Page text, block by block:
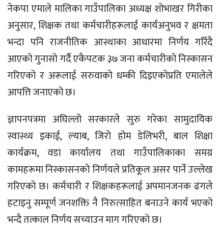
नेकपा एमाले मालिका गाउँपालिका अध्यक्ष शोभाखर गिरीका
अनुसार, शिक्षक तथा कर्मचारीहरूलाई कार्यअनुभव र क्षमता
भन्दा पनि राजनीतिक आस्थाका आधारमा निर्णय गरिँदै
आएको गुनासो गर्दै एकैपटक ३७ जना कर्मचारीको निस्कासन
गरिएको र अरूलाई सरुवाको धम्की दिइएकोप्रति एमालेले
आपत्ति जनाएको छ।
ज्ञापनपत्रमा अघिल्लो सरकारले सुरु गरेका सामुदायिक
स्वास्थ्य इकाई, ल्याब, जिरो होम डेलिभरी, बाल शिक्षा
कार्यक्रम, वडा कार्यालय तथा गाउँपालिकाका समग्र
कामहरूमा निस्कासनको निर्णयले प्रतिकूल असर पार्ने उल्लेख
गरिएको छ। कर्मचारी र शिक्षकहरूलाई अपमानजनक ढंगले
हटाइनु सम्पूर्ण जनशक्ति नै निरुत्साहित बनाउने कार्य भएको
भन्दै तत्काल निर्णय सच्याउन माग गरिएको छ।